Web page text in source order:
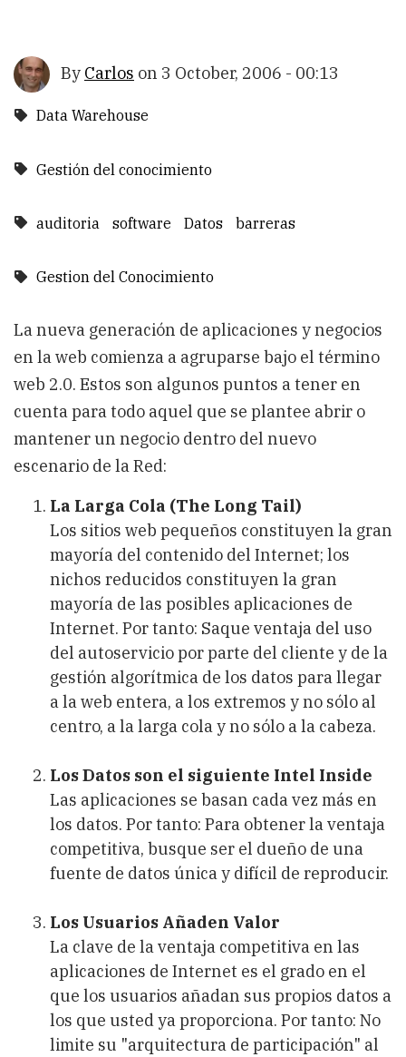
By Carlos on 3 October, 2006 - 00:13
Data Warehouse
Gestión del conocimiento
auditoria software Datos barreras
Gestion del Conocimiento
La nueva generación de aplicaciones y negocios
en la web comienza a agruparse bajo el término
web 2.0. Estos son algunos puntos a tener en
cuenta para todo aquel que se plantee abrir o
mantener un negocio dentro del nuevo
escenario de la Red:
La Larga Cola (The Long Tail)
Los sitios web pequeños constituyen la gran
mayoría del contenido del Internet; los
nichos reducidos constituyen la gran
mayoría de las posibles aplicaciones de
Internet. Por tanto: Saque ventaja del uso
del autoservicio por parte del cliente y de la
gestión algorítmica de los datos para llegar
a la web entera, a los extremos y no sólo al
centro, a la larga cola y no sólo a la cabeza.
Los Datos son el siguiente Intel Inside
Las aplicaciones se basan cada vez más en
los datos. Por tanto: Para obtener la ventaja
competitiva, busque ser el dueño de una
fuente de datos única y difícil de reproducir.
Los Usuarios Añaden Valor
La clave de la ventaja competitiva en las
aplicaciones de Internet es el grado en el
que los usuarios añadan sus propios datos a
los que usted ya proporciona. Por tanto: No
limite su "arquitectura de participación" al